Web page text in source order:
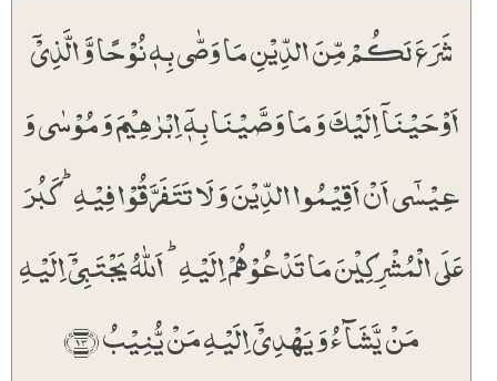
شَرَعَ لَکُمۡ مِّنَ الدِّیۡنِ مَا وَصّٰی بِہٖ نُوۡحًا وَّ الَّذِیۡۤ
اَوۡحَیۡنَاۤ اِلَیۡکَ وَ مَا وَصَّیۡنَا بِہٖۤ اِبۡرٰہِیۡمَ وَ مُوۡسٰی وَ
عِیۡسٰۤی اَنۡ اَقِیۡمُوا الدِّیۡنَ وَ لَا تَتَفَرَّقُوۡا فِیۡہِ ؕ کَبُرَ
عَلَی الۡمُشۡرِکِیۡنَ مَا تَدۡعُوۡہُمۡ اِلَیۡہِ ؕ اَللّٰہُ یَجۡتَبِیۡۤ اِلَیۡہِ
مَنۡ یَّشَآءُ وَ یَہۡدِیۡۤ اِلَیۡہِ مَنۡ یُّنِیۡبُ ﴿۱۳﴾